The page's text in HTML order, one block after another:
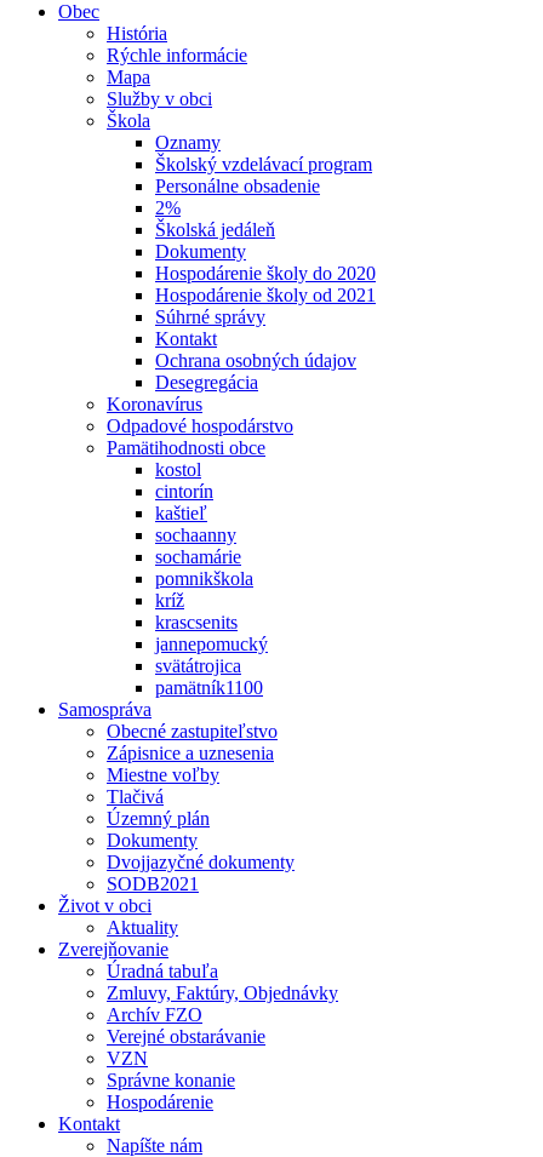
Obec
História
Rýchle informácie
Mapa
Služby v obci
Škola
Oznamy
Školský vzdelávací program
Personálne obsadenie
2%
Školská jedáleň
Dokumenty
Hospodárenie školy do 2020
Hospodárenie školy od 2021
Súhrné správy
Kontakt
Ochrana osobných údajov
Desegregácia
Koronavírus
Odpadové hospodárstvo
Pamätihodnosti obce
kostol
cintorín
kaštieľ
sochaanny
sochamárie
pomnikškola
kríž
krascsenits
jannepomucký
svätátrojica
pamätník1100
Samospráva
Obecné zastupiteľstvo
Zápisnice a uznesenia
Miestne voľby
Tlačivá
Územný plán
Dokumenty
Dvojjazyčné dokumenty
SODB2021
Život v obci
Aktuality
Zverejňovanie
Úradná tabuľa
Zmluvy, Faktúry, Objednávky
Archív FZO
Verejné obstarávanie
VZN
Správne konanie
Hospodárenie
Kontakt
Napíšte nám